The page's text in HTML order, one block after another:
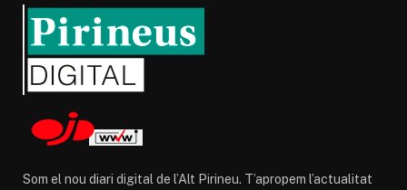
Som el nou diari digital de l’Alt Pirineu. T’apropem l’actualitat